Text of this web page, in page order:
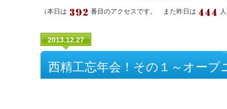
（本日は 番目のアクセスです。 また昨日は
2013.12.27
西精工忘年会！その１～オープ